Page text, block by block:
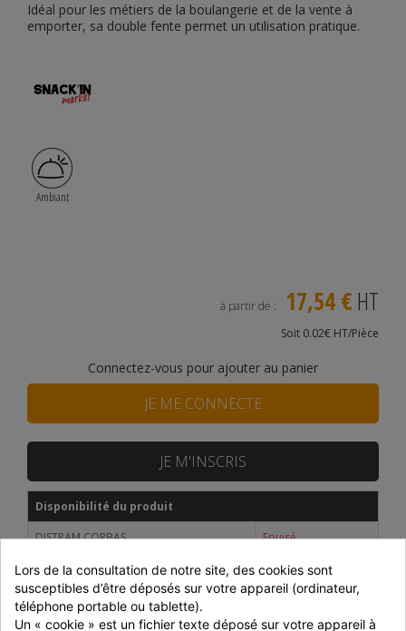
Idéal pour les métiers de la boulangerie et de la vente à
emporter, sa double fente permet un utilisation pratique.
Ambiant
à partir de : 17,54 € HT
Soit 0.02€ HT/Pièce
Connectez-vous pour ajouter au panier
JE ME CONNECTE
JE M'INSCRIS
Disponibilité du produit
DISTRAM CORBAS
Epuisé
SNACKIN MARKET
En stock
Prix dégressifs selon le montant de la commande
Lors de la consultation de notre site, des cookies sont
susceptibles d’être déposés sur votre appareil (ordinateur,
téléphone portable ou tablette).
Un « cookie » est un fichier texte déposé sur votre appareil à